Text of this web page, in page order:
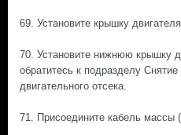
69. Установите крышку
70. Установите нижнюю крышку
обратитесь к подразделу
двигательного отсека.
71. Присоедините кабель массы